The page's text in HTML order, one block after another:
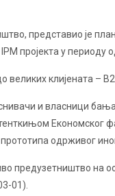
представио је
пројекта у периоду
клијената –
и власници
Економског
одрживог
предузетништво на
01).